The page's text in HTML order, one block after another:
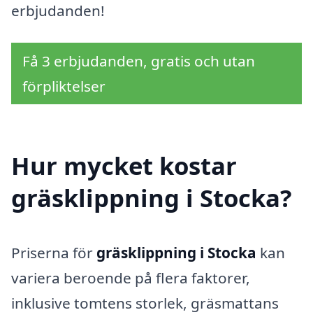
erbjudanden!
Få 3 erbjudanden, gratis och utan
förpliktelser
Hur mycket kostar
gräsklippning i Stocka?
Priserna för gräsklippning i Stocka kan
variera beroende på flera faktorer,
inklusive tomtens storlek, gräsmattans